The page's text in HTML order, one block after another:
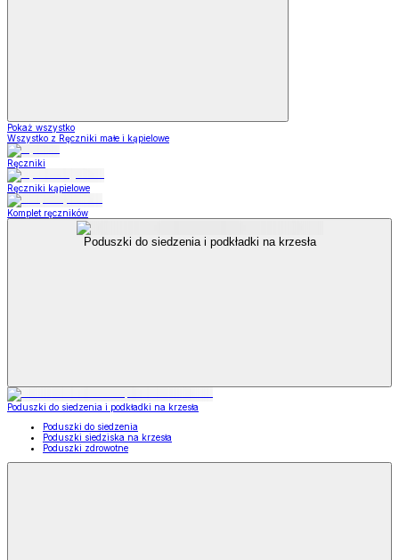
Pokaż wszystko
Wszystko z Ręczniki małe i kąpielowe
Ręczniki
Ręczniki kąpielowe
Komplet ręczników
Poduszki do siedzenia i podkładki na krzesła
Poduszki do siedzenia i podkładki na krzesła
Poduszki do siedzenia
Poduszki siedziska na krzesła
Poduszki zdrowotne